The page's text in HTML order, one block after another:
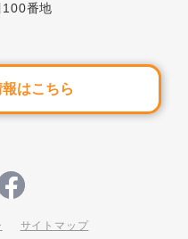
100番地
はこちら
サイトマップ